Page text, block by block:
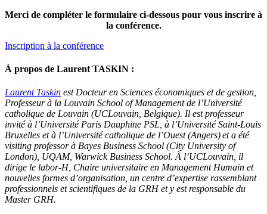
Merci de compléter le formulaire ci-dessous pour vous inscrire à
la conférence.
Inscription à la conférence
À propos de Laurent TASKIN :
Laurent Taskin est Docteur en Sciences économiques et de gestion,
Professeur à la Louvain School of Management de l’Université
catholique de Louvain (UCLouvain, Belgique). Il est professeur
invité à l’Université Paris Dauphine PSL, à l’Université Saint-Louis
Bruxelles et à l’Université catholique de l’Ouest (Angers) et a été
visiting professor à Bayes Business School (City University of
London), UQAM, Warwick Business School. À l’UCLouvain, il
dirige le labor-H, Chaire universitaire en Management Humain et
nouvelles formes d’organisation, un centre d’expertise rassemblant
professionnels et scientifiques de la GRH et y est responsable du
Master GRH.